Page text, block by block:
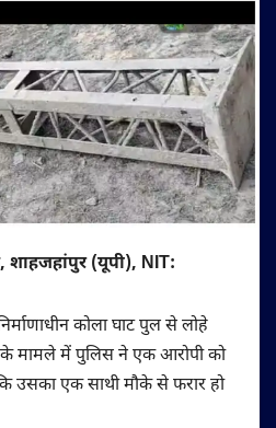
शाहजहांपुर (यूपी), NIT:
कोला घाट पुल से लोहे
के मामले में पुलिस ने एक आरोपी को
उसका एक साथी मौके से फरार हो